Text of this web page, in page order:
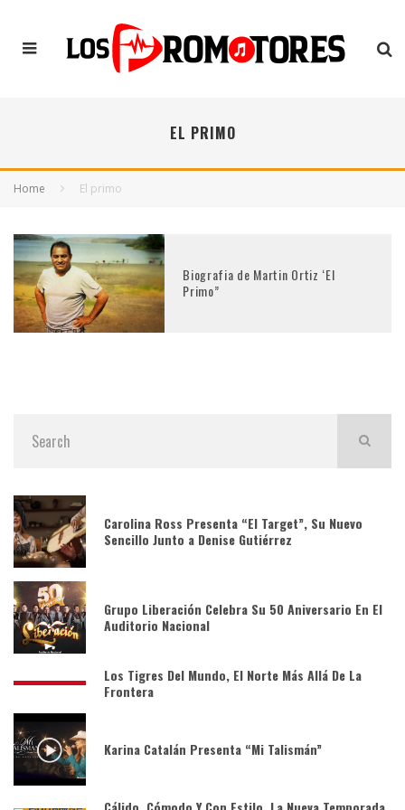
EL PRIMO
Home El primo
Biografia de Martin Ortiz ‘El
Primo”
Carolina Ross Presenta “El Target”, Su Nuevo
Sencillo Junto a Denise Gutiérrez
Grupo Liberación Celebra Su 50 Aniversario En El
Auditorio Nacional
Los Tigres Del Mundo, El Norte Más Allá De La
Frontera
Karina Catalán Presenta “Mi Talismán”